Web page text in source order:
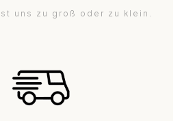
uns zu groß oder zu klein.